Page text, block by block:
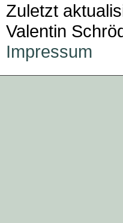
Zuletzt
Valentin
Impressum